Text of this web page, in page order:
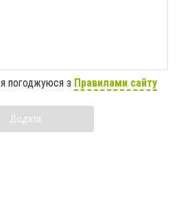
погоджуюся з Правилами сайту
Додати